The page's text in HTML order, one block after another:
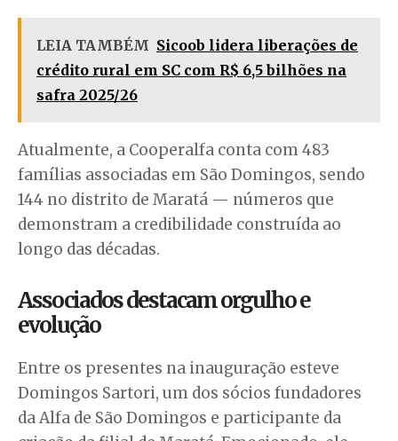
LEIA TAMBÉM Sicoob lidera liberações de
crédito rural em SC com R$ 6,5 bilhões na
safra 2025/26
Atualmente, a Cooperalfa conta com 483
famílias associadas em São Domingos, sendo
144 no distrito de Maratá — números que
demonstram a credibilidade construída ao
longo das décadas.
Associados destacam orgulho e
evolução
Entre os presentes na inauguração esteve
Domingos Sartori, um dos sócios fundadores
da Alfa de São Domingos e participante da